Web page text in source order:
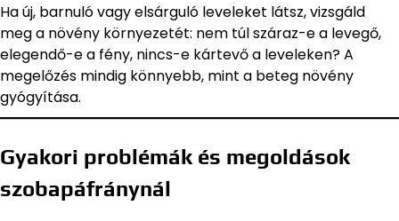
Ha új, barnuló vagy elsárguló leveleket látsz, vizsgáld
meg a növény környezetét: nem túl száraz-e a levegő,
elegendő-e a fény, nincs-e kártevő a leveleken? A
megelőzés mindig könnyebb, mint a beteg növény
gyógyítása.
Gyakori problémák és megoldások
szobapáfránynál